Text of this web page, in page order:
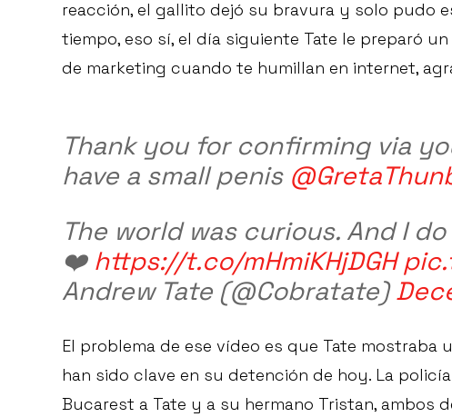
reacción, el gallito dejó su bravura y solo pudo
tiempo, eso sí, el día siguiente Tate le preparó
de marketing cuando te humillan en internet,
Thank you for confirming via
have a small penis
The world was curious. And I
❤️ https://t.co/mHmiKHjDGH
Andrew Tate (@Cobratate)
El problema de ese vídeo es que Tate mostraba
han sido clave en su detención de hoy. La
Bucarest a Tate y a su hermano Tristan,